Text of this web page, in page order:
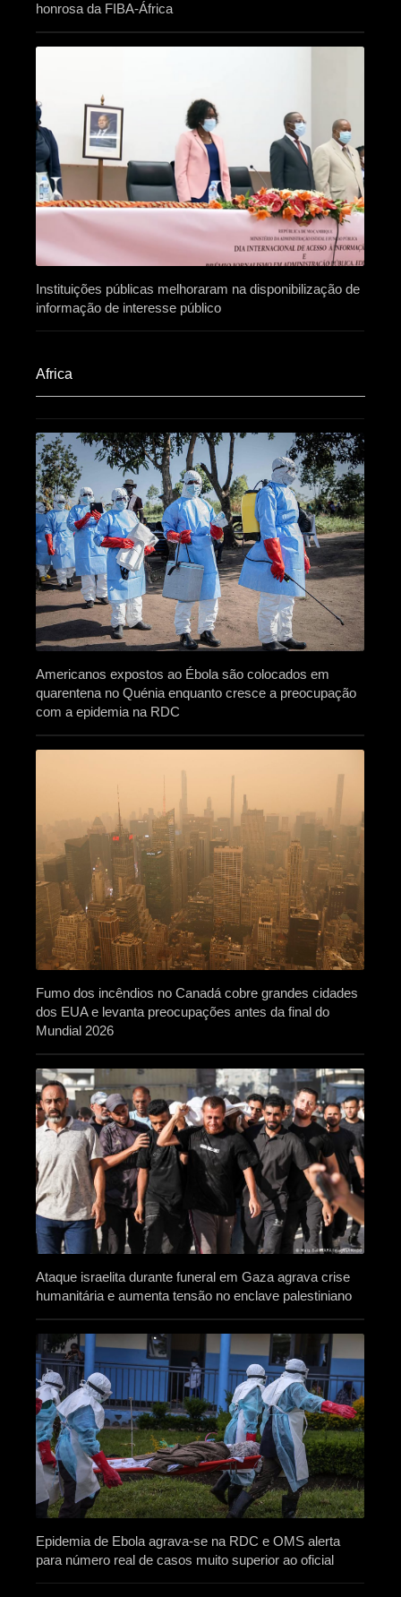
honrosa da FIBA-África
Instituições públicas melhoraram na disponibilização de
informação de interesse público
Africa​
Americanos expostos ao Ébola são colocados em
quarentena no Quénia enquanto cresce a preocupação
com a epidemia na RDC
Fumo dos incêndios no Canadá cobre grandes cidades
dos EUA e levanta preocupações antes da final do
Mundial 2026
Ataque israelita durante funeral em Gaza agrava crise
humanitária e aumenta tensão no enclave palestiniano
Epidemia de Ebola agrava-se na RDC e OMS alerta
para número real de casos muito superior ao oficial